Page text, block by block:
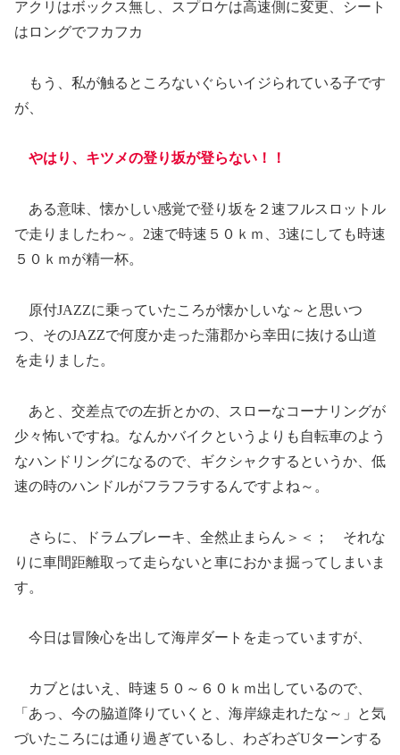
アクリはボックス無し、スプロケは高速側に変更、シート
はロングでフカフカ
もう、私が触るところないぐらいイジられている子です
が、
やはり、キツメの登り坂が登らない！！
ある意味、懐かしい感覚で登り坂を２速フルスロットル
で走りましたわ～。2速で時速５０ｋｍ、3速にしても時速
５０ｋｍが精一杯。
原付JAZZに乗っていたころが懐かしいな～と思いつ
つ、そのJAZZで何度か走った蒲郡から幸田に抜ける山道
を走りました。
あと、交差点での左折とかの、スローなコーナリングが
少々怖いですね。なんかバイクというよりも自転車のよう
なハンドリングになるので、ギクシャクするというか、低
速の時のハンドルがフラフラするんですよね～。
さらに、ドラムブレーキ、全然止まらん＞＜； それな
りに車間距離取って走らないと車におかま掘ってしまいま
す。
今日は冒険心を出して海岸ダートを走っていますが、
カブとはいえ、時速５０～６０ｋｍ出しているので、
「あっ、今の脇道降りていくと、海岸線走れたな～」と気
づいたころには通り過ぎているし、わざわざUターンする